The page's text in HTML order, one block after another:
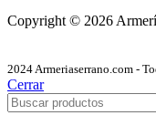
Copyright © 2026
2024 Armeriaserrano.com -
Cerrar